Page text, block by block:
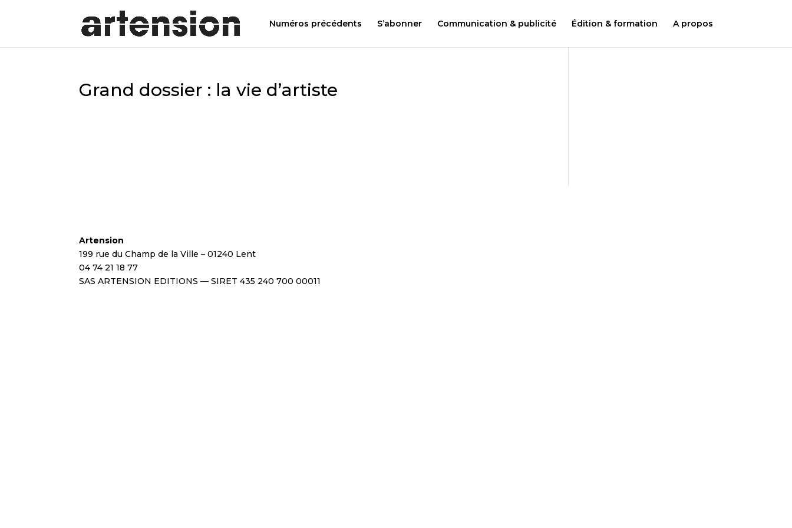
Numéros précédents S’abonner Communication & publicité Édition & formation A propos
Grand dossier : la vie d’artiste
Artension
199 rue du Champ de la Ville – 01240 Lent
04 74 21 18 77
SAS ARTENSION EDITIONS — SIRET 435 240 700 00011